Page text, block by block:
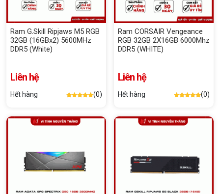
Ram G.Skill Ripjaws M5 RGB
32GB (16GBx2) 5600MHz
DDR5 (White)
Liên hệ
Hết hàng (0)
Ram CORSAIR Vengeance
RGB 32GB 2X16GB 6000Mhz
DDR5 (WHITE)
Liên hệ
Hết hàng (0)